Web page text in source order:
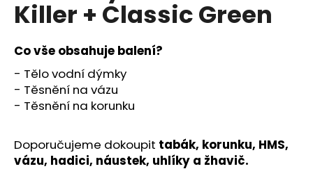
0,0
hvězdiček.
Killer + Classic Green
Co vše obsahuje balení?
- Tělo vodní dýmky
- Těsnění na vázu
- Těsnění na korunku
Doporučujeme dokoupit tabák, korunku, HMS,
vázu, hadici, náustek, uhlíky a žhavič.
HLEDAT
D
o
p
r
u
č